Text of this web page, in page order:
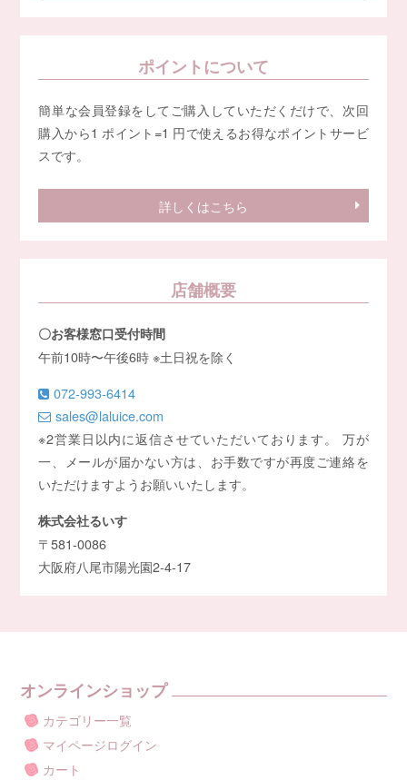
ポイントについて
簡単な会員登録をしてご購入していただくだけで、次回
購入から1 ポイント=1 円で使えるお得なポイントサービ
スです。
詳しくはこちら
店舗概要
〇お客様窓口受付時間
午前10時〜午後6時 ※土日祝を除く
072-993-6414
sales@laluice.com
※2営業日以内に返信させていただいております。 万が
一、メールが届かない方は、お手数ですが再度ご連絡を
いただけますようお願いいたします。
株式会社るいす
〒581-0086
大阪府八尾市陽光園2-4-17
オンラインショップ
カテゴリー一覧
マイページログイン
カート